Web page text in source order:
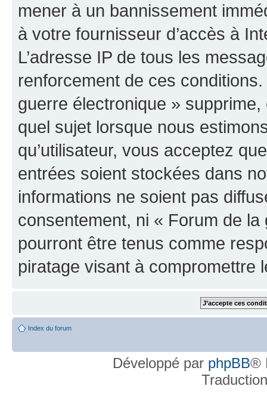
mener à un bannissement
à votre fournisseur d’accès à
L’adresse IP de tous les
renforcement de ces
guerre électronique »
quel sujet lorsque nous
qu’utilisateur, vous acceptez
entrées soient stockées dans
informations ne soient pas
consentement, ni « Forum de
pourront être tenus comme
piratage visant à compromettre
Index du forum
Développé par phpBB®